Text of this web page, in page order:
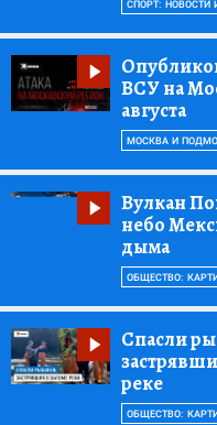
СПОРТ: НОВОСТИ
ВСУ на
августа
МОСКВА И
Вулкан
небо
дыма
ОБЩЕСТВО:
Спасли
реке
ОБЩЕСТВО: